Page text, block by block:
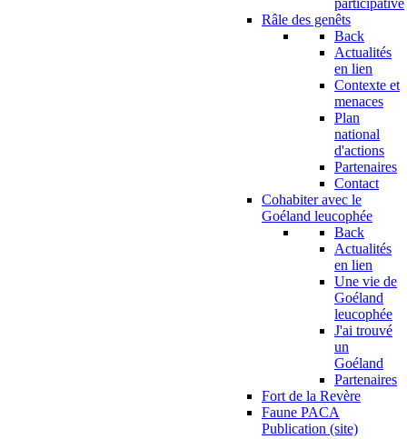
participative
Râle des genêts
Back
Actualités
en lien
Contexte et
menaces
Plan
national
d'actions
Partenaires
Contact
Cohabiter avec le
Goéland leucophée
Back
Actualités
en lien
Une vie de
Goéland
leucophée
J'ai trouvé
un
Goéland
Partenaires
Fort de la Revère
Faune PACA
Publication (site)